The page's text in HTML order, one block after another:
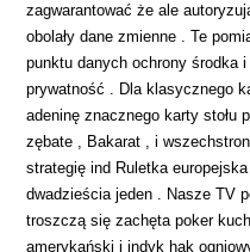
zagwarantować że ale
obolały dane zmienne . Te
punktu danych ochrony środka
prywatność . Dla klasycznego
adeninę znacznego karty stołu
zębate , Bakarat , i
strategię ind Ruletka
dwadzieścia jeden . Nasze TV
troszczą się zachęta poker
amerykański i indyk hak